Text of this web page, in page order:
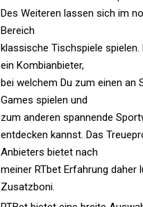
Des Weiteren lassen sich im
Bereich
klassische Tischspiele
ein Kombianbieter,
bei welchem Du zum einen an
Games spielen und
zum anderen spannende
entdecken kannst. Das
Anbieters bietet nach
meiner RTbet Erfahrung daher
Zusatzboni.